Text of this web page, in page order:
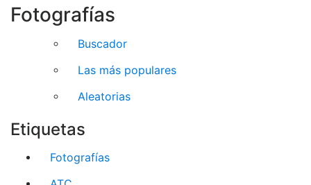
Fotografías
Buscador
Las más populares
Aleatorias
Etiquetas
Fotografías